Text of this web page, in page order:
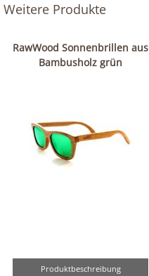
Weitere Produkte
RawWood Sonnenbrillen aus
Bambusholz grün
Produktbeschreibung